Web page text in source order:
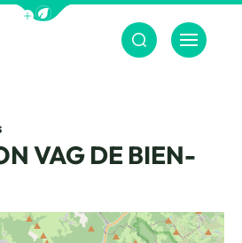
Afficher la barre de navigation du
Menu
VAG DE BIEN-